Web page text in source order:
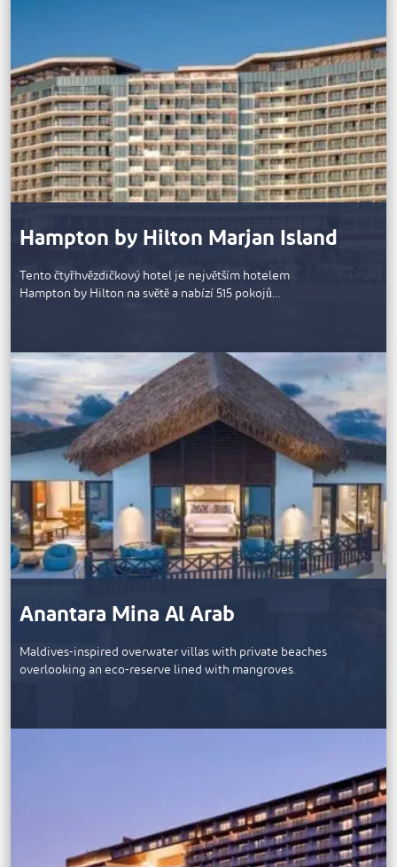
Hampton by Hilton Marjan Island
Tento čtyřhvězdičkový hotel je největším hotelem
Hampton by Hilton na světě a nabízí 515 pokojů…
Anantara Mina Al Arab
Maldives-inspired overwater villas with private beaches
overlooking an eco-reserve lined with mangroves.